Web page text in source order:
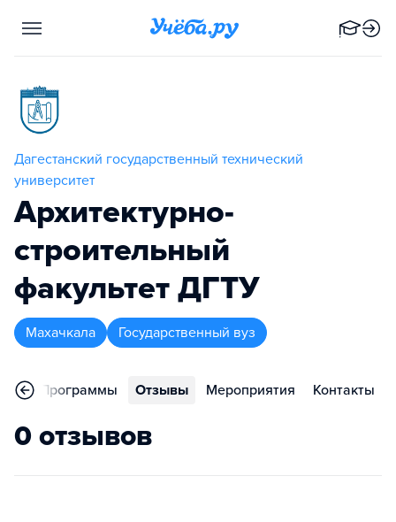
Дагестанский государственный технический
университет
Архитектурно-
строительный
факультет ДГТУ
Махачкала Государственный вуз
Программы Отзывы Мероприятия Контакты
0 отзывов